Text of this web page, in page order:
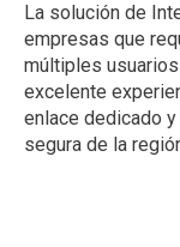
La solución de
empresas que
múltiples
excelente
enlace dedicado
segura de la